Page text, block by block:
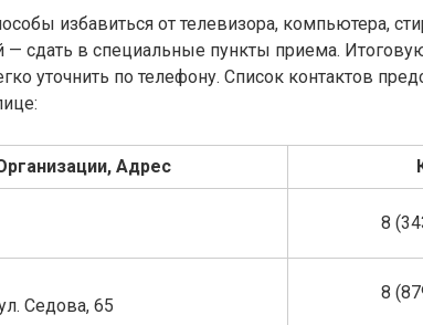
избавиться от телевизора, компьютера,
сдать в специальные пункты приема.
уточнить по телефону. Список контактов
Адрес
8
Седова, 65
8